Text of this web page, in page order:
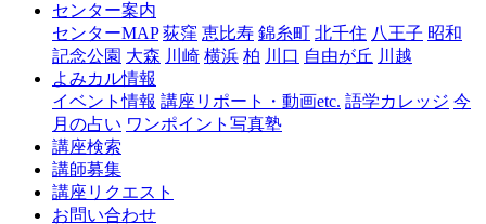
崎
センター案内
センターMAP 荻窪 恵比寿 錦糸町 北千住 八王子 昭和
記念公園 大森 川崎 横浜 柏 川口 自由が丘 川越
よみカル情報
イベント情報 講座リポート・動画etc. 語学カレッジ 今
月の占い ワンポイント写真塾
講座検索
講師募集
講座リクエスト
お問い合わせ